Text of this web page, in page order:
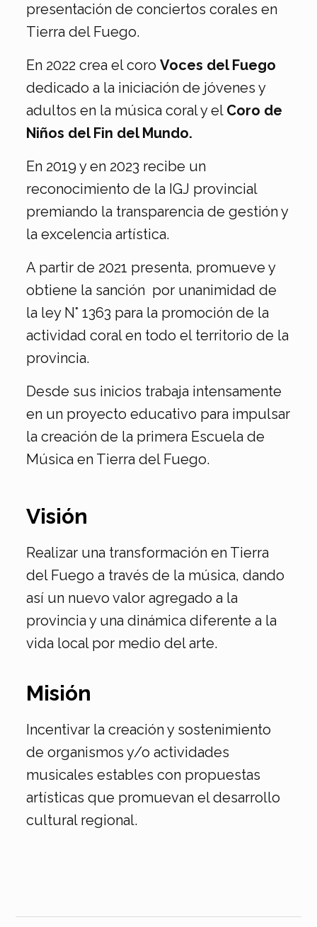
presentación de conciertos corales en
Tierra del Fuego.
En 2022 crea el coro Voces del Fuego
dedicado a la iniciación de jóvenes y
adultos en la música coral y el Coro de
Niños del Fin del Mundo.
En 2019 y en 2023 recibe un
reconocimiento de la IGJ provincial
premiando la transparencia de gestión y
la excelencia artística.
A partir de 2021 presenta, promueve y
obtiene la sanción por unanimidad de
la ley N° 1363 para la promoción de la
actividad coral en todo el territorio de la
provincia.
Desde sus inicios trabaja intensamente
en un proyecto educativo para impulsar
la creación de la primera Escuela de
Música en Tierra del Fuego.
Visión
Realizar una transformación en Tierra
del Fuego a través de la música, dando
así un nuevo valor agregado a la
provincia y una dinámica diferente a la
vida local por medio del arte.
Misión
Incentivar la creación y sostenimiento
de organismos y/o actividades
musicales estables con propuestas
artísticas que promuevan el desarrollo
cultural regional.